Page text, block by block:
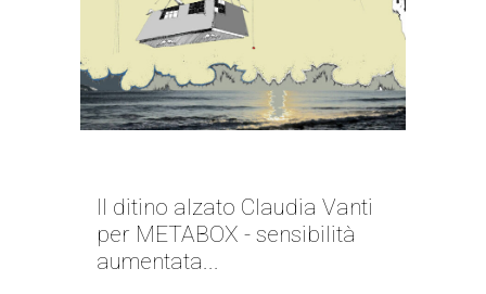
Il ditino alzato Claudia Vanti
per METABOX - sensibilità
aumentata...